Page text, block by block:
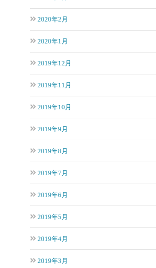
2020年2月
2020年1月
2019年12月
2019年11月
2019年10月
2019年9月
2019年8月
2019年7月
2019年6月
2019年5月
2019年4月
2019年3月